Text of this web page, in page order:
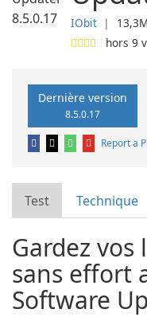
IObit ❘
hors 9
Dernière version
8.5.0.17
Report a
Test Technique
Gardez
sans effort
Software